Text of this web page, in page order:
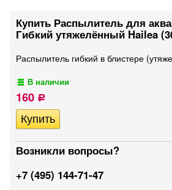
Купить Распылитель для
Гибкий утяжелённый Hailea
Распылитель гибкий в блистере
В наличии
160 Р
Возникли вопросы?
+7 (495) 144-71-47